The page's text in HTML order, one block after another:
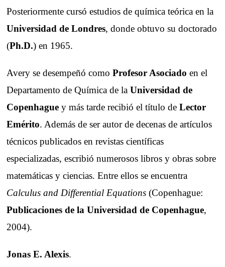
Posteriormente cursó estudios de química teórica en la
Universidad de Londres, donde obtuvo su doctorado
(Ph.D.) en 1965.
Avery se desempeñó comoProfesor Asociado en el
Departamento de Química de laUniversidad de
Copenhague y más tarde recibió el título deLector
Emérito. Además de ser autor de decenas de artículos
técnicos publicados en revistas científicas
especializadas, escribió numerosos libros y obras sobre
matemáticas y ciencias. Entre ellos se encuentra
Calculus and Differential Equations (Copenhague:
Publicaciones de la Universidad de Copenhague,
2004).
Jonas E. Alexis.